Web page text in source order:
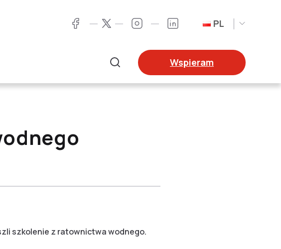
FacebookTwitter InstagramLinkedIn PL
Wspieram
szkolenie z ratownictwa wodnego.